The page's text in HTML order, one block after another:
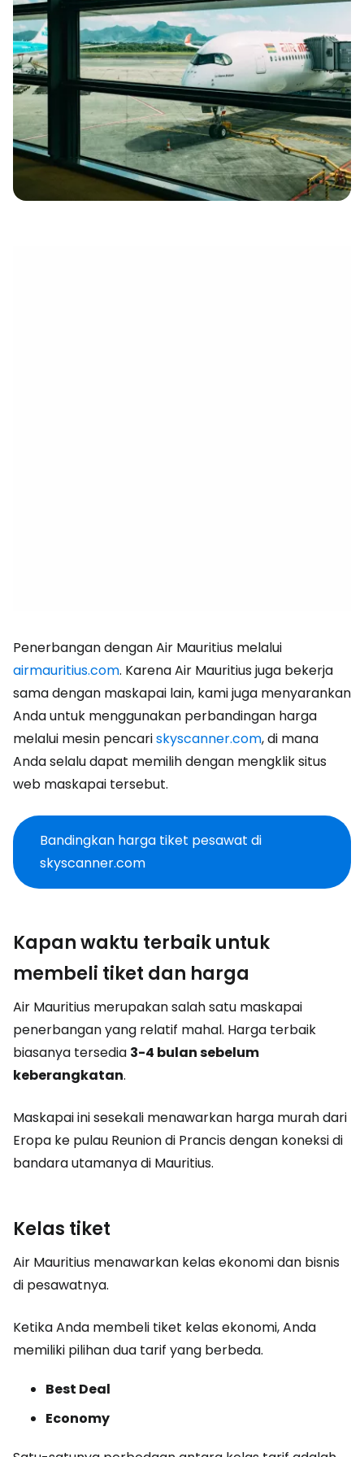
Penerbangan dengan Air Mauritius melalui
airmauritius.com. Karena Air Mauritius juga bekerja
sama dengan maskapai lain, kami juga menyarankan
Anda untuk menggunakan perbandingan harga
melalui mesin pencariskyscanner.com, di mana
Anda selalu dapat memilih dengan mengklik situs
web maskapai tersebut.
Bandingkan harga tiket pesawat di
skyscanner.com
Kapan waktu terbaik untuk
membeli tiket dan harga
Air Mauritius merupakan salah satu maskapai
penerbangan yang relatif mahal. Harga terbaik
biasanya tersedia 3-4 bulan sebelum
keberangkatan.
Maskapai ini sesekali menawarkan harga murah dari
Eropa ke pulau Reunion di Prancis dengan koneksi di
bandara utamanya di Mauritius.
Kelas tiket
Air Mauritius menawarkan kelas ekonomi dan bisnis
di pesawatnya.
Ketika Anda membeli tiket kelas ekonomi, Anda
memiliki pilihan dua tarif yang berbeda.
Best Deal
Economy